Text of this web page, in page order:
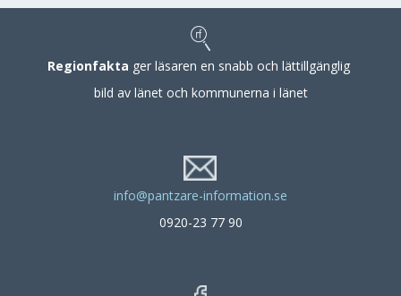
Regionfakta ger läsaren en snabb och lättillgänglig
bild av länet och kommunerna i länet
info@pantzare-information.se
0920-23 77 90